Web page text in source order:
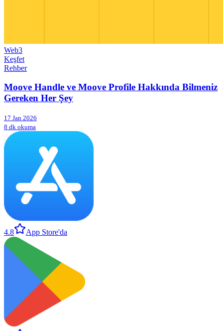
Web3
Keşfet
Rehber
Moove Handle ve Moove Profile Hakkında Bilmeniz
Gereken Her Şey
17 Jan 2026
8 dk okuma
4.8 App Store'da